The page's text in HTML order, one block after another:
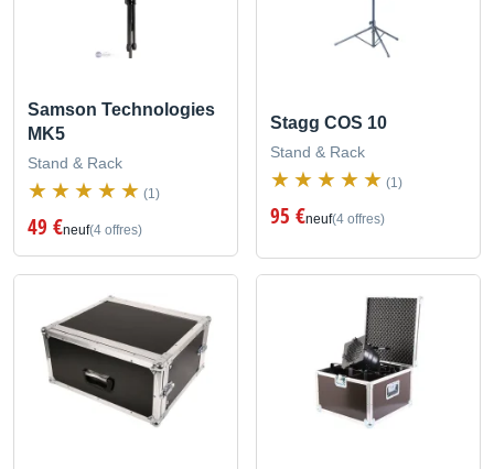
Samson Technologies
MK5
Stand & Rack
(1)
49 €neuf(4 offres)
Stagg COS 10
Stand & Rack
(1)
95 €neuf(4 offres)